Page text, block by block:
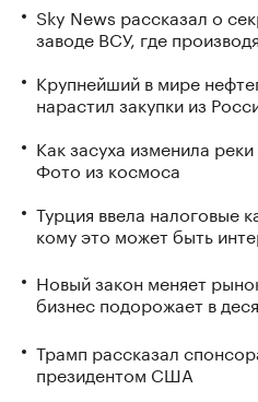
Sky News рассказал о
заводе ВСУ, где
Крупнейший в мире
нарастил закупки из
Как засуха изменила
Фото из космоса
Турция ввела налоговые
кому это может быть
Новый закон меняет
бизнес подорожает в
Трамп рассказал
президентом США